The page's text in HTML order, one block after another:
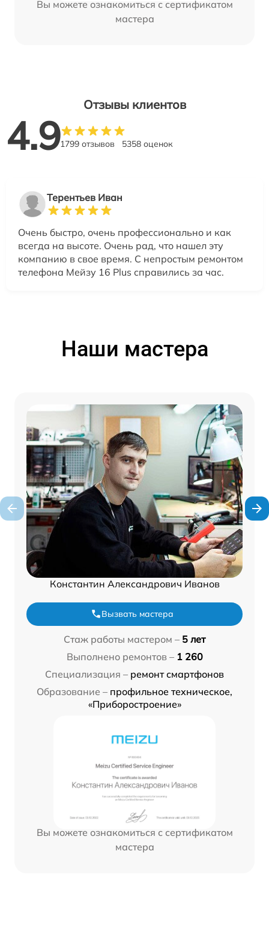
Вы можете ознакомиться с сертификатом
мастера
Отзывы клиентов
4.91799 отзывов 5358 оценок
Терентьев Иван
Очень быстро, очень профессионально и как
всегда на высоте. Очень рад, что нашел эту
компанию в свое время. С непростым ремонтом
телефона Мейзу 16 Plus справились за час.
Наши мастера
Константин Александрович Иванов
Вызвать мастера
Стаж работы мастером – 5 лет
Выполнено ремонтов – 1 260
Специализация – ремонт смартфонов
Образование – профильное техническое,
«Приборостроение»
Вы можете ознакомиться с сертификатом
мастера